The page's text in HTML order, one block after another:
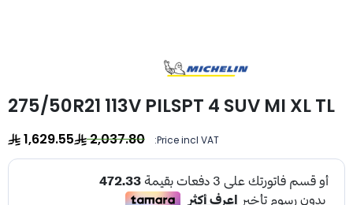
275/50R21 113V PILSPT 4 SUV MI XL TL
Price incl VAT:
2,037.80
1,629.55